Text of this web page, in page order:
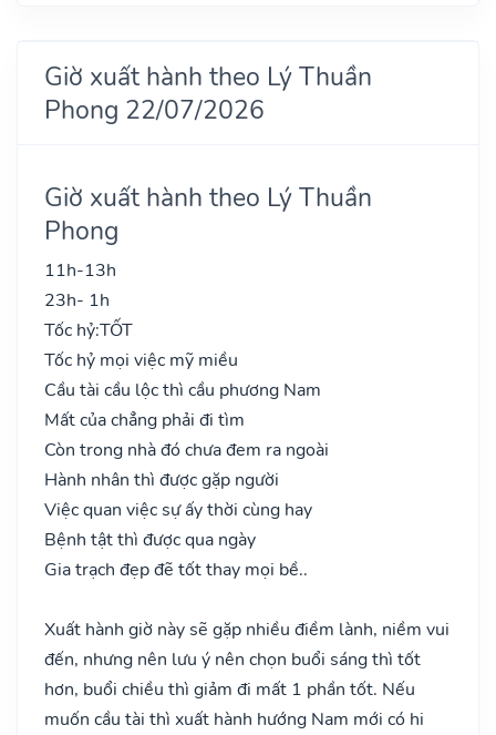
Giờ xuất hành theo Lý Thuần
Phong 22/07/2026
Giờ xuất hành theo Lý Thuần
Phong
11h-13h
23h- 1h
Tốc hỷ:TỐT
Tốc hỷ mọi việc mỹ miều
Cầu tài cầu lộc thì cầu phương Nam
Mất của chẳng phải đi tìm
Còn trong nhà đó chưa đem ra ngoài
Hành nhân thì được gặp người
Việc quan việc sự ấy thời cùng hay
Bệnh tật thì được qua ngày
Gia trạch đẹp đẽ tốt thay mọi bề..
Xuất hành giờ này sẽ gặp nhiều điềm lành, niềm vui
đến, nhưng nên lưu ý nên chọn buổi sáng thì tốt
hơn, buổi chiều thì giảm đi mất 1 phần tốt. Nếu
muốn cầu tài thì xuất hành hướng Nam mới có hi